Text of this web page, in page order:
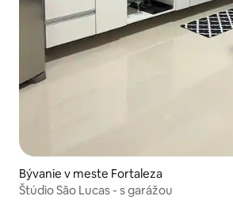
Bývanie v meste Fortaleza
Štúdio São Lucas - s garážou